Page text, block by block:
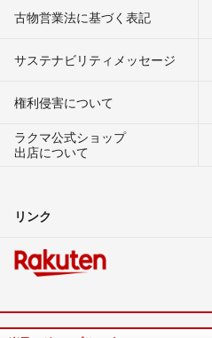
古物営業法に基づく表記
サステナビリティメッセージ
権利侵害について
ラクマ公式ショップ
出店について
リンク